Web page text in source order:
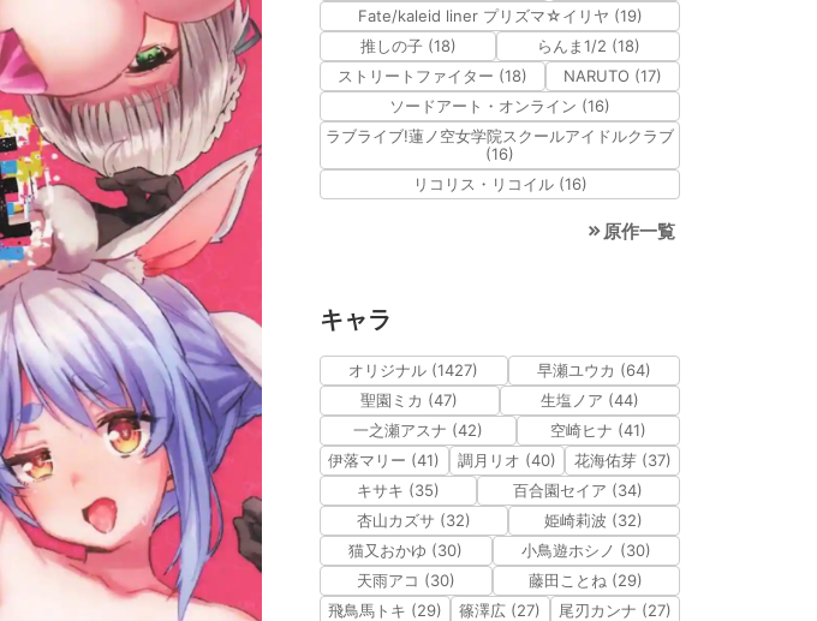
Fate/kaleid liner プリズマ☆イリヤ (19)
推しの子 (18)
らんま1/2 (18)
ストリートファイター (18)
NARUTO (17)
ソードアート・オンライン (16)
ラブライブ!蓮ノ空女学院スクールアイドルクラブ
(16)
リコリス・リコイル (16)
原作一覧
キャラ
オリジナル (1427)
早瀬ユウカ (64)
聖園ミカ (47)
生塩ノア (44)
一之瀬アスナ (42)
空崎ヒナ (41)
伊落マリー (41)
調月リオ (40)
花海佑芽 (37)
キサキ (35)
百合園セイア (34)
杏山カズサ (32)
姫崎莉波 (32)
猫又おかゆ (30)
小鳥遊ホシノ (30)
天雨アコ (30)
藤田ことね (29)
飛鳥馬トキ (29)
篠澤広 (27)
尾刃カンナ (27)